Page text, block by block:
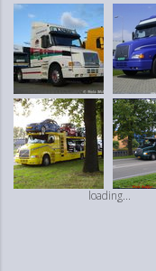
loading...